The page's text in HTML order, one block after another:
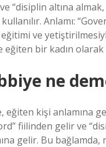
“disiplin altına
Anlamı:
eğitimi ve
bir kadın olarak
ne
eğiten kişi anlamına
fiilinden gelir ve
gelir. Bu